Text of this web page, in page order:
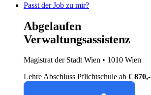
Passt der Job zu mir?
Abgelaufen
Verwaltungsassistenz
Magistrat der Stadt Wien • 1010 Wien
LehreAbschluss Pflichtschule ab € 870,-